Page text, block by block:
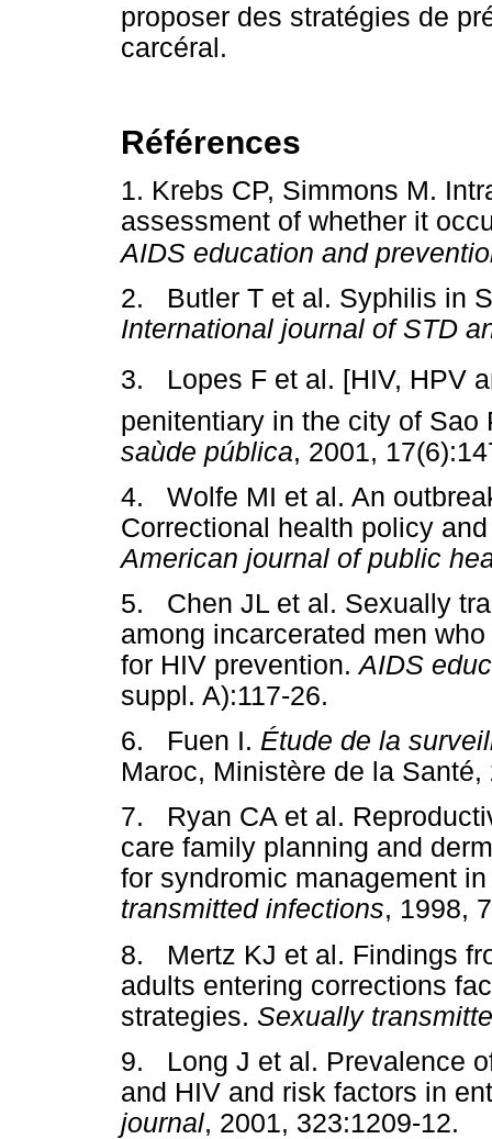
proposer des stratégies de
carcéral.
Références
1. Krebs CP, Simmons M.
assessment of whether it
AIDS education and
2. Butler T et al. Syphilis in
International journal of STD
3. Lopes F et al. [HIV, HPV
penitentiary in the city of
saùde pública, 2001,
4. Wolfe MI et al. An
Correctional health policy
American journal of public
5. Chen JL et al. Sexually
among incarcerated men
for HIV prevention.AIDS
suppl. A):117-26.
6. Fuen I. Étude de la
Maroc, Ministère de la Santé,
7. Ryan CA et al.
care family planning and
for syndromic management
transmitted infections, 1998,
8. Mertz KJ et al. Findings
adults entering corrections
strategies. Sexually
9. Long J et al. Prevalence
and HIV and risk factors in
journal, 2001, 323:1209-12.